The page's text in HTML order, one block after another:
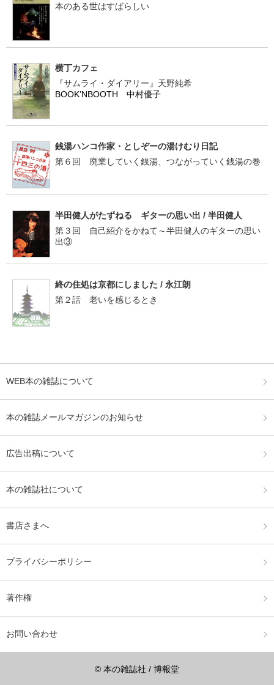
本のある世はすばらしい
横丁カフェ
『サムライ・ダイアリー』天野純希
BOOK’NBOOTH 中村優子
銭湯ハンコ作家・としぞーの湯けむり日記
第６回 廃業していく銭湯、つながっていく銭湯の巻
半田健人がたずねる ギターの思い出 / 半田健人
第３回 自己紹介をかねて～半田健人のギターの思い
出③
終の住処は京都にしました / 永江朗
第２話 老いを感じるとき
WEB本の雑誌について
本の雑誌メールマガジンのお知らせ
広告出稿について
本の雑誌社について
書店さまへ
プライバシーポリシー
著作権
お問い合わせ
© 本の雑誌社 / 博報堂